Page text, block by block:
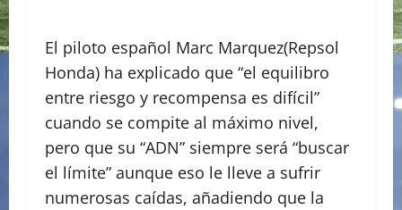
El piloto español Marc Marquez(Repsol
Honda) ha explicado que “el equilibro
entre riesgo y recompensa es difícil”
cuando se compite al máximo nivel,
pero que su “ADN” siempre será “buscar
el límite” aunque eso le lleve a sufrir
numerosas caídas, añadiendo que la